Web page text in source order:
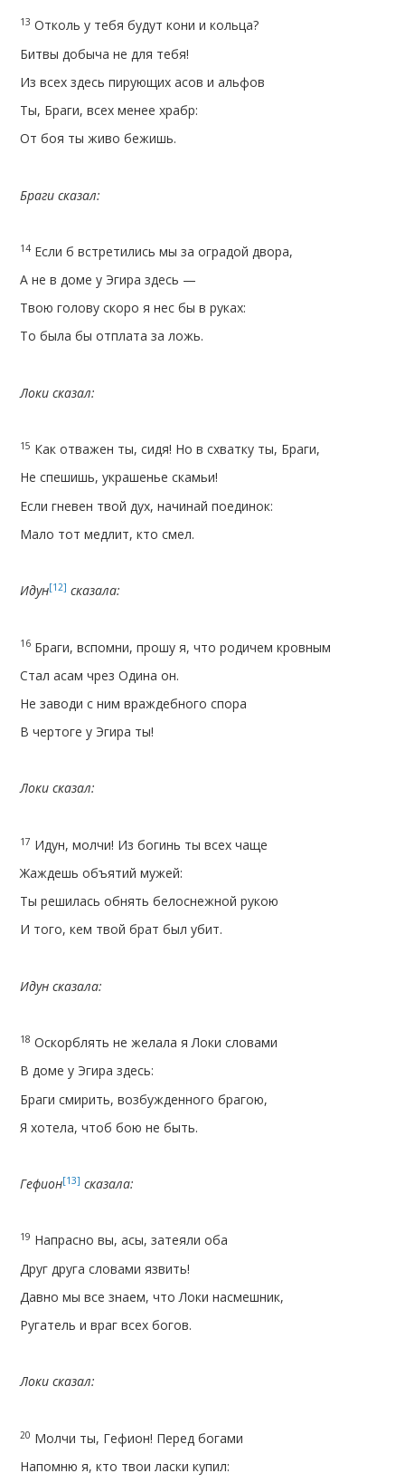
13 Отколь у тебя будут кони и кольца?
Битвы добыча не для тебя!
Из всех здесь пирующих асов и альфов
Ты, Браги, всех менее храбр:
От боя ты живо бежишь.
Браги сказал:
14 Если б встретились мы за оградой двора,
А не в доме у Эгира здесь —
Твою голову скоро я нес бы в руках:
То была бы отплата за ложь.
Локи сказал:
15 Как отважен ты, сидя! Но в схватку ты, Браги,
Не спешишь, украшенье скамьи!
Если гневен твой дух, начинай поединок:
Мало тот медлит, кто смел.
Идун[12] сказала:
16 Браги, вспомни, прошу я, что родичем кровным
Стал асам чрез Одина он.
Не заводи с ним враждебного спора
В чертоге у Эгира ты!
Локи сказал:
17 Идун, молчи! Из богинь ты всех чаще
Жаждешь объятий мужей:
Ты решилась обнять белоснежной рукою
И того, кем твой брат был убит.
Идун сказала:
18 Оскорблять не желала я Локи словами
В доме у Эгира здесь:
Браги смирить, возбужденного брагою,
Я хотела, чтоб бою не быть.
Гефион[13] сказала:
19 Напрасно вы, асы, затеяли оба
Друг друга словами язвить!
Давно мы все знаем, что Локи насмешник,
Ругатель и враг всех богов.
Локи сказал:
20 Молчи ты, Гефион! Перед богами
Напомню я, кто твои ласки купил: